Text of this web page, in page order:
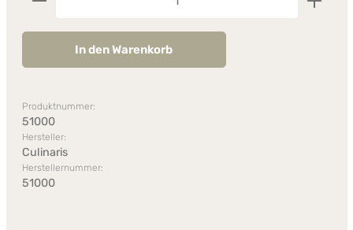
In den Warenkorb
Produktnummer:
51000
Hersteller:
Culinaris
Herstellernummer:
51000